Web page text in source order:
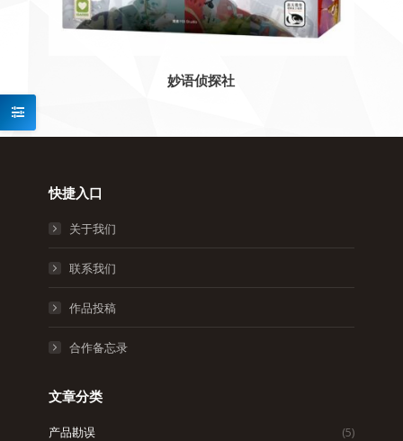
妙语侦探社
快捷入口
关于我们
联系我们
作品投稿
合作备忘录
文章分类
产品勘误
(5)